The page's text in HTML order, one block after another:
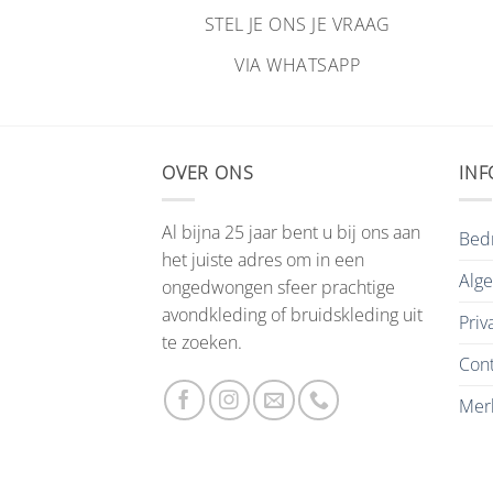
STEL JE ONS JE VRAAG
VIA WHATSAPP
OVER ONS
Al bijna 25 jaar bent u bij ons aan
het juiste adres om in een
ongedwongen sfeer prachtige
avondkleding of bruidskleding uit
te zoeken.